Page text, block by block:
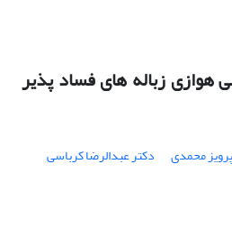
هوازی زباله های فساد پذیر
محمدی دکتر عبدالرضا کرباسی